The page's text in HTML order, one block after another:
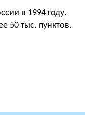
в 1994 году.
50 тыс. пунктов.